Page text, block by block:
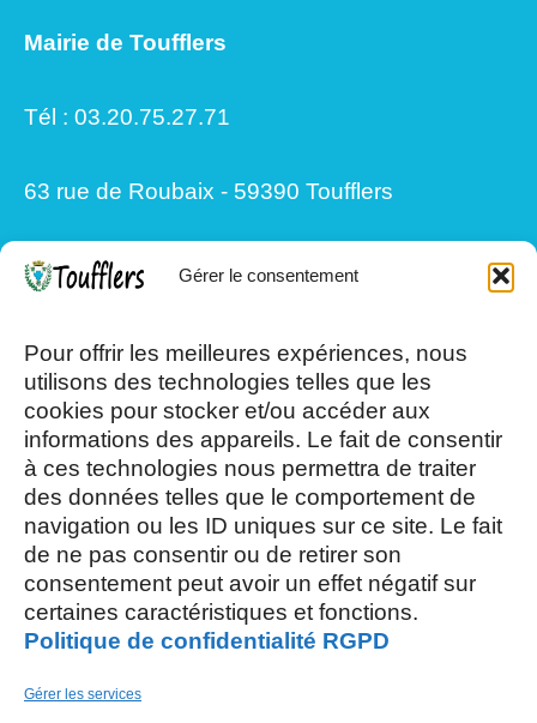
Gérer le consentement
Pour offrir les meilleures expériences, nous
utilisons des technologies telles que les
cookies pour stocker et/ou accéder aux
informations des appareils. Le fait de consentir
à ces technologies nous permettra de traiter
des données telles que le comportement de
navigation ou les ID uniques sur ce site. Le fait
de ne pas consentir ou de retirer son
consentement peut avoir un effet négatif sur
certaines caractéristiques et fonctions.
Politique de confidentialité RGPD
Gérer les services
Mairie de Toufflers
Tél : 03.20.75.27.71
63 rue de Roubaix - 59390 Toufflers
13h30/17h15
Mercredi et Samedi : 8h- 12h
AOÛT, 2026
03